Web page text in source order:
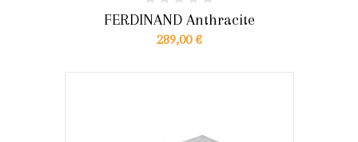
FERDINAND Anthracite
289,00 €